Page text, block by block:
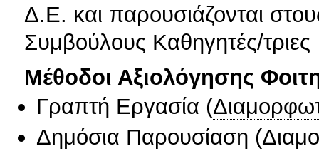
Δ.Ε. και παρουσιάζονται
Συμβούλους Καθηγητές/τριες
Μέθοδοι Αξιολόγησης
Γραπτή Εργασία (
Δημόσια Παρουσίαση (